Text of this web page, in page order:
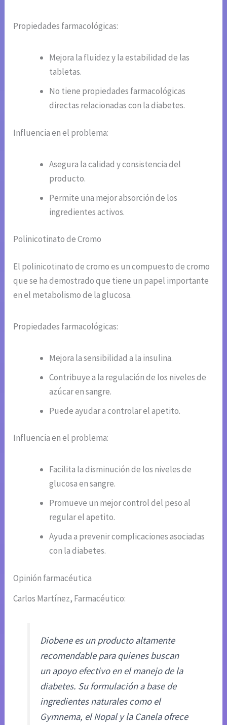
Propiedades farmacológicas:
Mejora la fluidez y la estabilidad de las
tabletas.
No tiene propiedades farmacológicas
directas relacionadas con la diabetes.
Influencia en el problema:
Asegura la calidad y consistencia del
producto.
Permite una mejor absorción de los
ingredientes activos.
Polinicotinato de Cromo
El polinicotinato de cromo es un compuesto de cromo
que se ha demostrado que tiene un papel importante
en el metabolismo de la glucosa.
Propiedades farmacológicas:
Mejora la sensibilidad a la insulina.
Contribuye a la regulación de los niveles de
azúcar en sangre.
Puede ayudar a controlar el apetito.
Influencia en el problema:
Facilita la disminución de los niveles de
glucosa en sangre.
Promueve un mejor control del peso al
regular el apetito.
Ayuda a prevenir complicaciones asociadas
con la diabetes.
Opinión farmacéutica
Carlos Martínez, Farmacéutico:
Diobene es un producto altamente
recomendable para quienes buscan
un apoyo efectivo en el manejo de la
diabetes. Su formulación a base de
ingredientes naturales como el
Gymnema, el Nopal y la Canela ofrece